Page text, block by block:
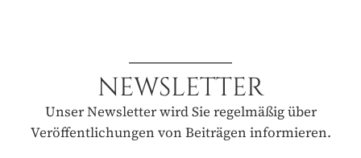
NEWSLETTER
Unser Newsletter wird Sie regelmäßig über
Veröffentlichungen von Beiträgen informieren.